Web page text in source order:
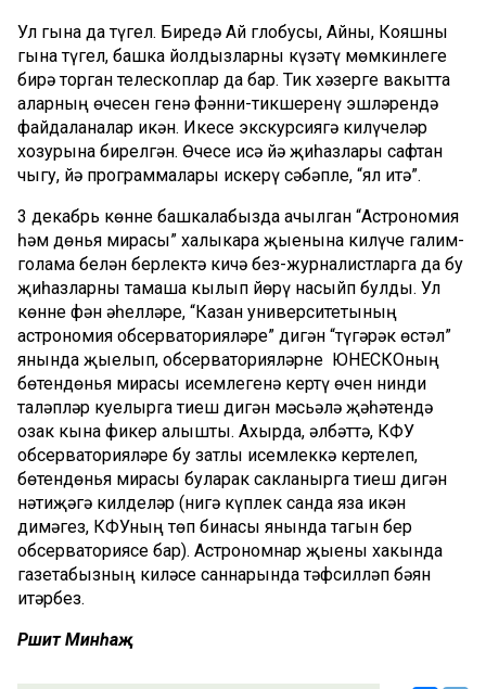
Ул гына да түгел. Биредә Ай глобусы, Айны, Кояшны
гына түгел, башка йолдызларны күзәтү мөмкинлеге
бирә торган телескоплар да бар. Тик хәзерге вакытта
аларның өчесен генә фәнни-тикшеренү эшләрендә
файдаланалар икән. Икесе экскурсиягә килүчеләр
хозурына бирелгән. Өчесе исә йә җиһазлары сафтан
чыгу, йә программалары искерү сәбәпле, “ял итә”.
3 декабрь көнне башкалабызда ачылган “Астрономия
һәм дөнья мирасы” халыкара җыенына килүче галим-
голама белән берлектә кичә без-журналистларга да бу
җиһазларны тамаша кылып йөрү насыйп булды. Ул
көнне фән әһелләре, “Казан университетының
астрономия обсерваторияләре” дигән “түгәрәк өстәл”
янында җыелып, обсерваторияләрне ЮНЕСКОның
бөтендөнья мирасы исемлегенә кертү өчен нинди
таләпләр куелырга тиеш дигән мәсьәлә җәһәтендә
озак кына фикер алышты. Ахырда, әлбәттә, КФУ
обсерваторияләре бу затлы исемлеккә кертелеп,
бөтендөнья мирасы буларак сакланырга тиеш дигән
нәтиҗәгә килделәр (нигә күплек санда яза икән
димәгез, КФУның төп бинасы янында тагын бер
обсерваториясе бар). Астрономнар җыены хакында
газетабызның киләсе саннарында тәфсилләп бәян
итәрбез.
Рәшит Минһаҗ